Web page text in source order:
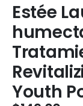
Estée
Youth